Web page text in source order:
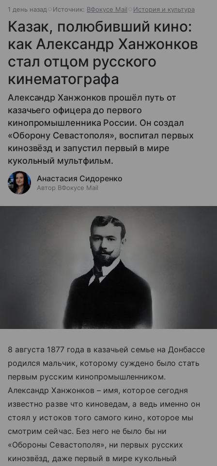
1 день назад Источник: ВФокусе Mail История и культура
Казак, полюбивший кино:
как Александр Ханжонков
стал отцом русского
кинематографа
Александр Ханжонков прошёл путь от
казачьего офицера до первого
кинопромышленника России. Он создал
«Оборону Севастополя», воспитал первых
кинозвёзд и запустил первый в мире
кукольный мультфильм.
Анастасия Сидоренко
Автор ВФокусе Mail
8 августа 1877 года в казачьей семье на Донбассе
родился мальчик, которому суждено было стать
первым русским кинопромышленником.
Александр Ханжонков – имя, которое сегодня
известно разве что киноведам, а ведь именно он
стоял у истоков того самого кино, которое мы
смотрим сейчас. Без него не было бы ни
«Обороны Севастополя», ни первых русских
кинозвёзд, даже первый в мире кукольный